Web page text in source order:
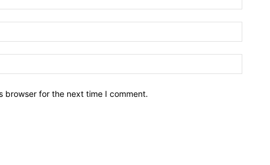
browser for the next time I comment.